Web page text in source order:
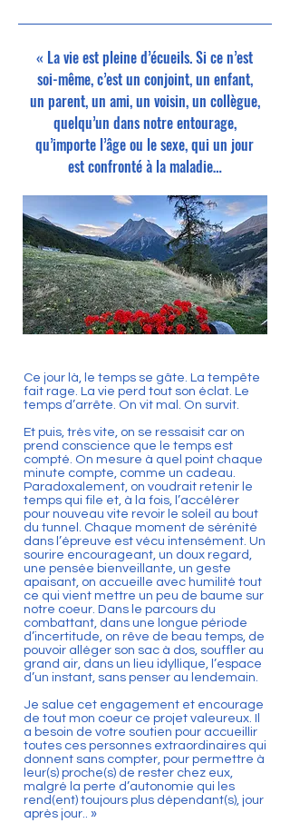
« La vie est pleine d’écueils. Si ce n’est
soi-même, c’est un conjoint, un enfant,
un parent, un ami, un voisin, un collègue,
quelqu’un dans notre entourage,
qu’importe l’âge ou le sexe, qui un jour
est confronté à la maladie…
Ce jour là, le temps se gâte. La tempête
fait rage. La vie perd tout son éclat. Le
temps d’arrête. On vit mal. On survit.
Et puis, très vite, on se ressaisit car on
prend conscience que le temps est
compté. On mesure à quel point chaque
minute compte, comme un cadeau.
Paradoxalement, on voudrait retenir le
temps qui file et, à la fois, l’accélérer
pour nouveau vite revoir le soleil au bout
du tunnel. Chaque moment de sérénité
dans l’épreuve est vécu intensément. Un
sourire encourageant, un doux regard,
une pensée bienveillante, un geste
apaisant, on accueille avec humilité tout
ce qui vient mettre un peu de baume sur
notre coeur. Dans le parcours du
combattant, dans une longue période
d’incertitude, on rêve de beau temps, de
pouvoir alléger son sac à dos, souffler au
grand air, dans un lieu idyllique, l’espace
d’un instant, sans penser au lendemain.
Je salue cet engagement et encourage
de tout mon coeur ce projet valeureux. Il
a besoin de votre soutien pour accueillir
toutes ces personnes extraordinaires qui
donnent sans compter, pour permettre à
leur(s) proche(s) de rester chez eux,
malgré la perte d’autonomie qui les
rend(ent) toujours plus dépendant(s), jour
après jour.. »